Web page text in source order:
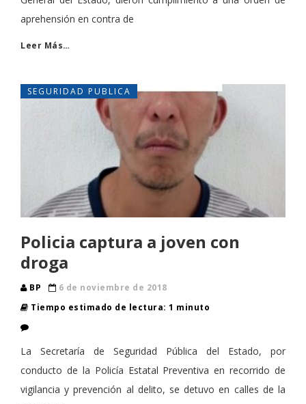
aprehensión en contra de
Leer Más…
SEGURIDAD PUBLICA
Policia captura a joven con
droga
BP
6 de noviembre de 2018
Tiempo estimado de lectura: 1 minuto
La Secretaría de Seguridad Pública del Estado, por
conducto de la Policía Estatal Preventiva en recorrido de
vigilancia y prevención al delito, se detuvo en calles de la